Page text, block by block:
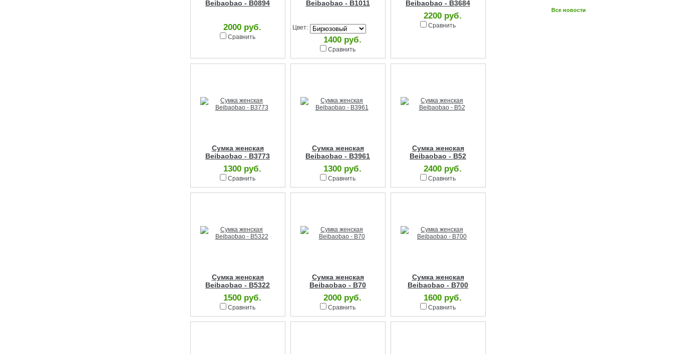
Beibaobao - B0894
2000 руб.
Сравнить
Beibaobao - B1011
Цвет:
1400 руб.
Сравнить
Beibaobao - B3684
2200 руб.
Сравнить
Сумка женская
Beibaobao - B3773
1300 руб.
Сравнить
Сумка женская
Beibaobao - B3961
1300 руб.
Сравнить
Сумка женская
Beibaobao - B52
2400 руб.
Сравнить
Сумка женская
Beibaobao - B5322
1500 руб.
Сравнить
Сумка женская
Beibaobao - B70
2000 руб.
Сравнить
Сумка женская
Beibaobao - B700
1600 руб.
Сравнить
Все новости